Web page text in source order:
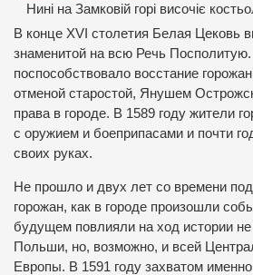
Нині на Замковій горі височіє
В конце ХVІ столетия Белая Цековь
знаменитой на всю Речь
поспособствовало восстание
отменой старостой, Янушем
права в городе. В 1589 году жители
с оружием и боеприпасами и почти
своих руках.
Не прошло и двух лет со времени
горожан, как в городе произошли
будущем повлияли на ход истории
Польши, но, возможно, и всей
Европы. В 1591 году захватом